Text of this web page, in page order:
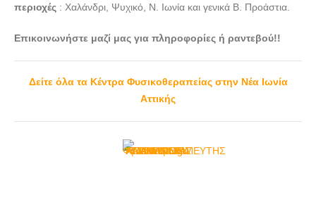
περιοχές : Χαλάνδρι, Ψυχικό, Ν. Ιωνία και γενικά Β. Προάστια.
Επικοινωνήστε μαζί μας για πληροφορίες ή ραντεβού!!
Δείτε όλα τα Κέντρα Φυσικοθεραπείας στην Νέα Ιωνία
Αττικής